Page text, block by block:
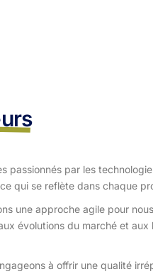
passionnés par les
ce qui se reflète dans chaque
une approche agile pour
évolutions du marché et aux
à offrir une qualité